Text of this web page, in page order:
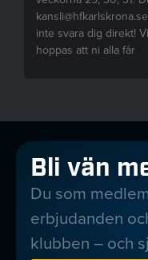
inte svara dig direkt!
hoppas att ni alla får
Bli vän
Du som
erbjudanden
klubben – och